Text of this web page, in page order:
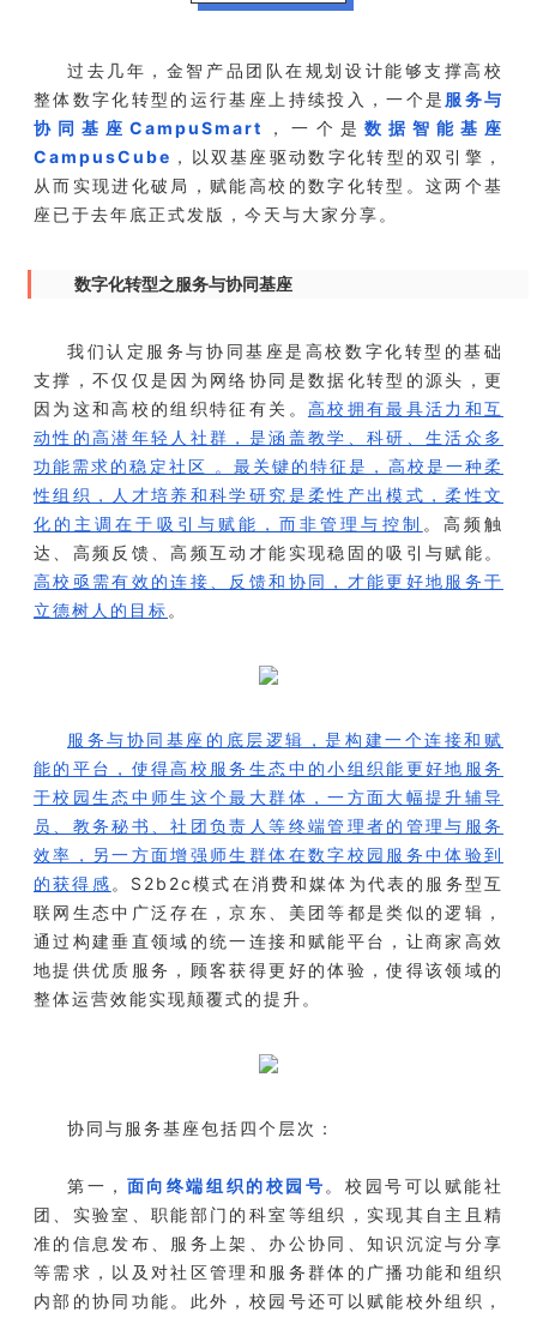
过去几年，金智产品团队在规划设计能够支撑高校
整体数字化转型的运行基座上持续投入，一个是 服务与
协同基座CampuSmart
，一个是 数据智能基座
CampusCube ，以双基座驱动数字化转型的双引擎，
从而实现进化破局，赋能高校的数字化转型。这两个基
座已于去年底正式发版，今天与大家分享。
数字化转型之服务与协同基座
我们认定服务与协同基座是高校数字化转型的基础
支撑，不仅仅是因为网络协同是数据化转型的源头，更
因为这和高校的组织特征有关。 高校拥有最具活力和互
动性的高潜年轻人社群，是涵盖教学、科研、生活众多
功能需求的稳定社区 。最关键的特征是，高校是一种柔
性组织，人才培养和科学研究是柔性产出模式，柔性文
化的主调在于吸引与赋能，而非管理与控制 。高频触
达、高频反馈、高频互动才能实现稳固的吸引与赋能。
高校亟需有效的连接、反馈和协同，才能更好地服务于
立德树人的目标 。
服务与协同基座的底层逻辑，是构建一个连接和赋
能的平台，使得高校服务生态中的小组织能更好地服务
于校园生态中师生这个最大群体，一方面大幅提升辅导
员、教务秘书、社团负责人等终端管理者的管理与服务
效率，另一方面增强师生群体在数字校园服务中体验到
的获得感 。S2b2c模式在消费和媒体为代表的服务型互
联网生态中广泛存在，京东、美团等都是类似的逻辑，
通过构建垂直领域的统一连接和赋能平台，让商家高效
地提供优质服务，顾客获得更好的体验，使得该领域的
整体运营效能实现颠覆式的提升。
协同与服务基座包括四个层次：
第一， 面向终端组织的校园号 。校园号可以赋能社
团、实验室、职能部门的科室等组织，实现其自主且精
准的信息发布、服务上架、办公协同、知识沉淀与分享
等需求，以及对社区管理和服务群体的广播功能和组织
内部的协同功能。此外，校园号还可以赋能校外组织，